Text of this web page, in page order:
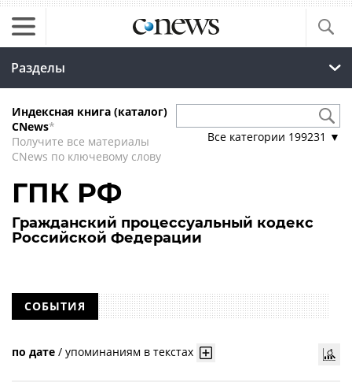
Разделы
Индексная книга (каталог)
CNews*
Получите все материалы
CNews по ключевому слову
Все категории 199231 ▼
ГПК РФ
Гражданский процессуальный кодекс
Российской Федерации
СОБЫТИЯ
по дате / упоминаниям в текстах